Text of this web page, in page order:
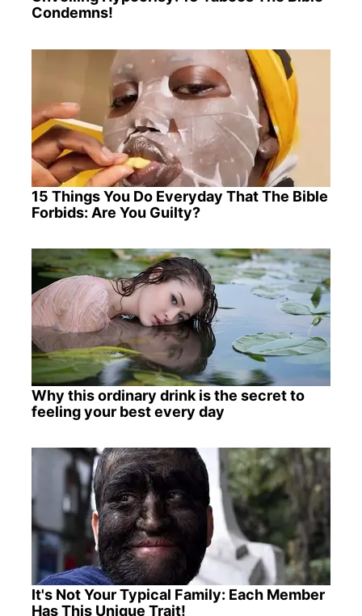
Condemns!
15 Things You Do Everyday That The Bible
Forbids: Are You Guilty?
Why this ordinary drink is the secret to
feeling your best every day
It's Not Your Typical Family: Each Member
Has This Unique Trait!